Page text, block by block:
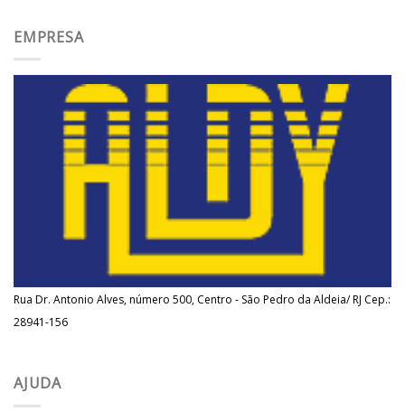
EMPRESA
Rua Dr. Antonio Alves, número 500, Centro - São Pedro da Aldeia/ RJ Cep.:
28941-156
AJUDA